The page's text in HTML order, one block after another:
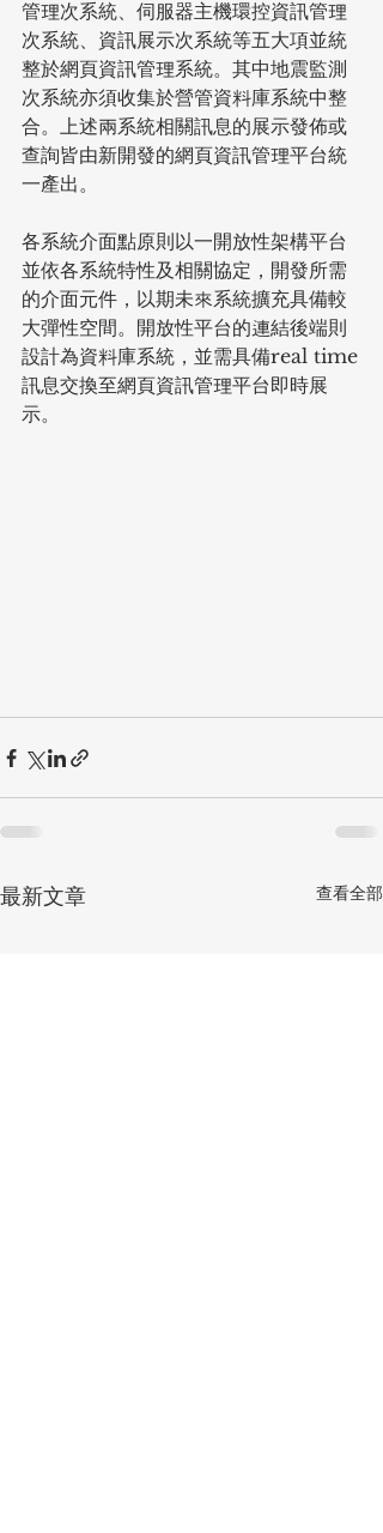
管理次系統、伺服器主機環控資訊管理
次系統、資訊展示次系統等五大項並統
整於網頁資訊管理系統。其中地震監測
次系統亦須收集於營管資料庫系統中整
合。上述兩系統相關訊息的展示發佈或
查詢皆由新開發的網頁資訊管理平台統
一產出。
各系統介面點原則以一開放性架構平台
並依各系統特性及相關協定，開發所需
的介面元件，以期未來系統擴充具備較
大彈性空間。開放性平台的連結後端則
設計為資料庫系統，並需具備real time
訊息交換至網頁資訊管理平台即時展
示。
最新文章 查看全部